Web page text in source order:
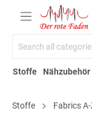
Stoffe Nähzubehör
Stoffe Fabrics